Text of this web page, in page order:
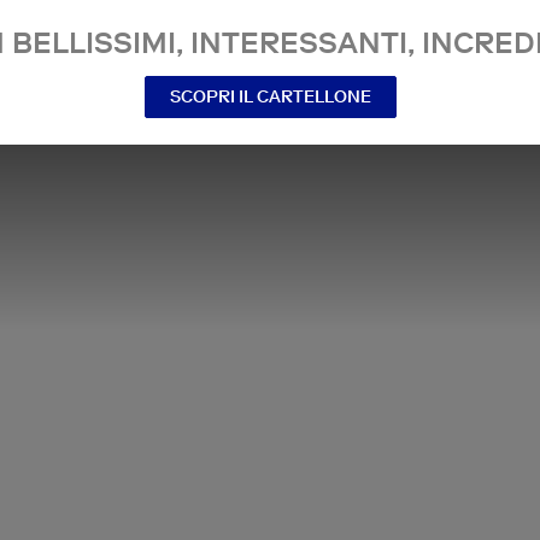
BELLISSIMI, INTERESSANTI,
SCOPRI IL CARTELLONE